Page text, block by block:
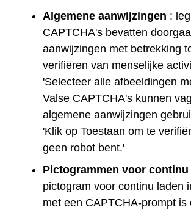
Algemene aanwijzingen :
CAPTCHA's bevatten
aanwijzingen met betrekking
verifiëren van menselijke
'Selecteer alle afbeeldingen
Valse CAPTCHA's kunnen
algemene aanwijzingen
'Klik op Toestaan om te
geen robot bent.'
Pictogrammen voor continu
pictogram voor continu laden
met een CAPTCHA-prompt is